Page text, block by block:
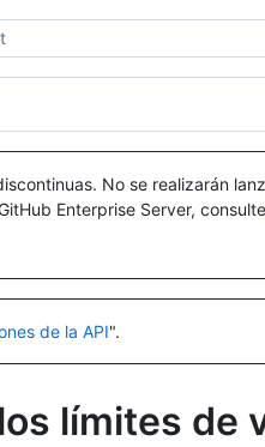
No se realizarán
Enterprise Server, consulte
de la API".
límites de